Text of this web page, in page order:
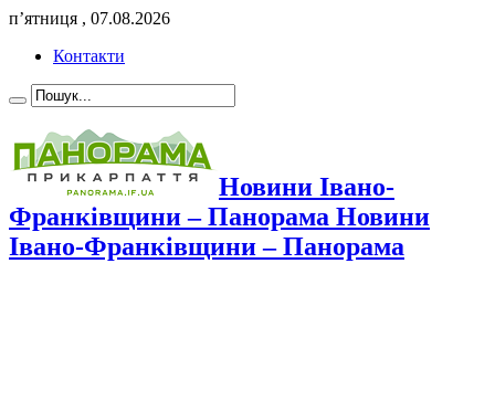
п’ятниця , 07.08.2026
Контакти
Новини Івано-
Франківщини – Панорама Новини
Івано-Франківщини – Панорама